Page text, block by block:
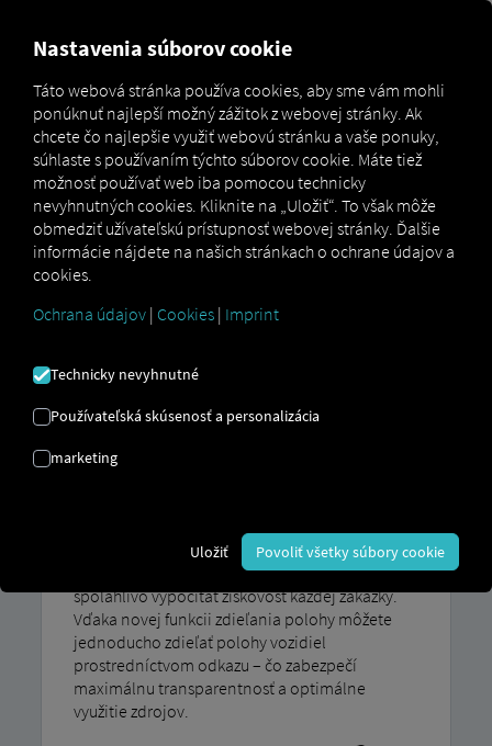
Marketplace Geo
GEO
Digitálny kompas pre vašu flotilu
školenia vodičov založeného na dátach a
trás. Integrované plánovanie trás a sledovanie
polohy v reálnom čase vám umožňujú
spoľahlivo vypočítať ziskovosť každej zákazky.
Vďaka novej funkcii zdieľania polohy môžete
jednoducho zdieľať polohy vozidiel
prostredníctvom odkazu – čo zabezpečí
maximálnu transparentnosť a optimálne
využitie zdrojov.
Nastavenia súborov cookie
Táto webová stránka používa cookies, aby sme vám mohli
ponúknuť najlepší možný zážitok z webovej stránky. Ak
chcete čo najlepšie využiť webovú stránku a vaše ponuky,
súhlaste s používaním týchto súborov cookie. Máte tiež
možnosť používať web iba pomocou technicky
nevyhnutných cookies. Kliknite na „Uložiť“. To však môže
obmedziť užívateľskú prístupnosť webovej stránky. Ďalšie
informácie nájdete na našich stránkach o ochrane údajov a
cookies.
Ochrana údajov | Cookies | Imprint
Technicky nevyhnutné
Používateľská skúsenosť a personalizácia
marketing
Uložiť Povoliť všetky súbory cookie